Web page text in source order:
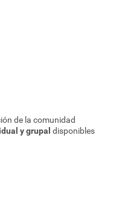
de la comunidad
y grupal disponibles